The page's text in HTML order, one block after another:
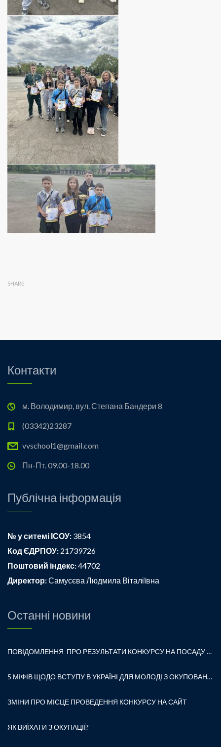
SHARE
Контакти
м. Володимир, вул. Степана Бандери 8
(03342)23287
vvschool1@gmail.com
Пн-Пт. 09.00-18.00
Публічна інформація
№ у ситемі ІСОУ: 3854
Код ЄДРПОУ: 21739726
Поштовий індекс:44702
Директор:Самусєва Людмила Віталіївна
Останні новини
ПОВІДОМЛЕННЯ ПРО РЕЗУЛЬТАТИ КОНКУРСУ НА ПОСАДУ ДИРЕКТОРА ЗАКЛАДУ ЗАГАЛЬНОЇ СЕРЕДНЬОЇ ОСВІТИ «ВОЛОДИМИРСЬКА ГІМНАЗІЯ № 1 ВОЛОДИМИРСЬКОЇ МІСЬКОЇ РАДИ»
5 МІФІВ ЩОДО ВСТУПУ В УКРАЇНІ ДЛЯ МОЛОДІ З ОКУПОВАНИХ ТЕРИТОРІЙ
ЗМІНИ ПРО МІСЦЕ ПРОВЕДЕННЯ КОНКУРСУ НА САЙТ
ЯК ВИЇХАТИ З ОКУПАЦІЇ?